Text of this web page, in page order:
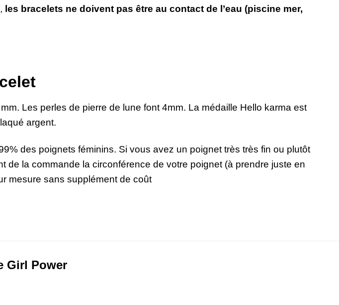
les bracelets ne doivent pas être au contact de l’eau (piscine mer,
Les perles de pierre de lune font 4mm. La médaille Hello karma est
argent.
des poignets féminins. Si vous avez un poignet très très fin ou plutôt
de la commande la circonférence de votre poignet (à prendre juste en
mesure sans supplément de coût
Girl Power